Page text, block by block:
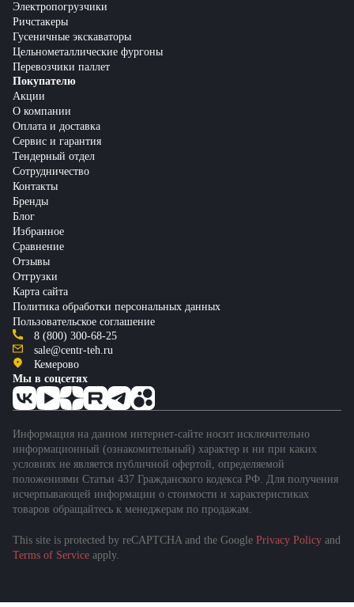
Электропогрузчики
Ричстакеры
Гусеничные экскаваторы
Цельнометаллические фургоны
Перевозчики паллет
Покупателю
Акции
О компании
Оплата и доставка
Сервис и гарантия
Тендерный отдел
Сотрудничество
Контакты
Бренды
Блог
Избранное
Сравнение
Отзывы
Отгрузки
Карта сайта
Политика обработки персональных данных
Пользовательское соглашение
8 (800) 300-68-25
sale@centr-teh.ru
Кемерово
Мы в соцсетях
Информация на данном интернет-сайте носит исключительно
информационный (ознакомительный) характер и ни при каких
условиях не является публичной офертой, определяемой
положениями Статьи 437 Гражданского кодекса РФ. Для получения
исчерпывающей информации о стоимости и характеристиках
товаров обращайтесь к менеджерам по продажам.
This site is protected by reCAPTCHA and the Google Privacy Policy and
Terms of Service apply.